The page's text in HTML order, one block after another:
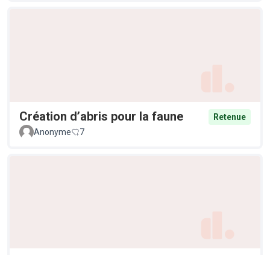
Création d’abris pour la faune
Retenue
Anonyme
7